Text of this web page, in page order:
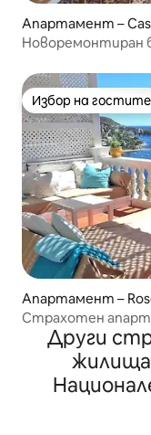
Апартамент –
Новоремонтиран
Избор на гостите
Избор на гостите
Апартамент –
Страхотен
2 спални, тераса и
Други
жилища